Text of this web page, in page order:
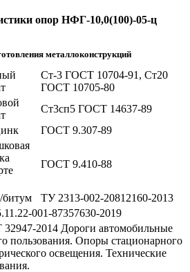
опор НФГ-10,0(100)-05-ц
металлоконструкций
Ст-3 ГОСТ 10704-91, Ст20
ГОСТ 10705-80
Ст3сп5 ГОСТ 14637-89
ГОСТ 9.307-89
ГОСТ 9.410-88
битум ТУ 2313-002-20812160-2013
001-87357630-2019
2014 Дороги автомобильные
пользования. Опоры стационарного
освещения. Технические